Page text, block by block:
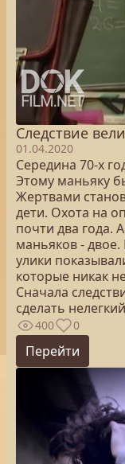
Следствие
01.04.2020
Середина 70-х
Этому маньяку
Жертвами
дети. Охота на
почти два года.
маньяков -
улики
которые никак
Сначала
сделать
400 0
Перейти